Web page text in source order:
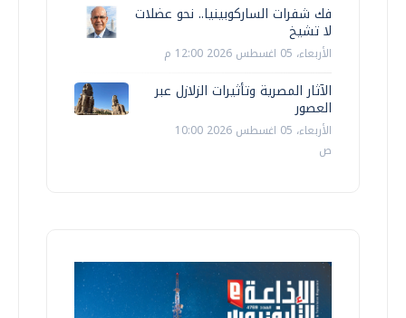
فك شفرات الساركوبينيا.. نحو عضلات
لا تشيخ
الأربعاء، 05 اغسطس 2026 12:00 م
الآثار المصرية وتأثيرات الزلازل عبر
العصور
الأربعاء، 05 اغسطس 2026 10:00
ص